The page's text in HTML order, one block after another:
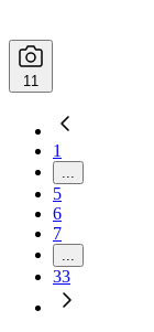
11
1
...
5
6
7
...
33